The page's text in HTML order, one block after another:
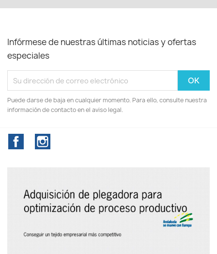
Infórmese de nuestras últimas noticias y ofertas
especiales
Puede darse de baja en cualquier momento. Para ello, consulte nuestra
información de contacto en el aviso legal.
Facebook